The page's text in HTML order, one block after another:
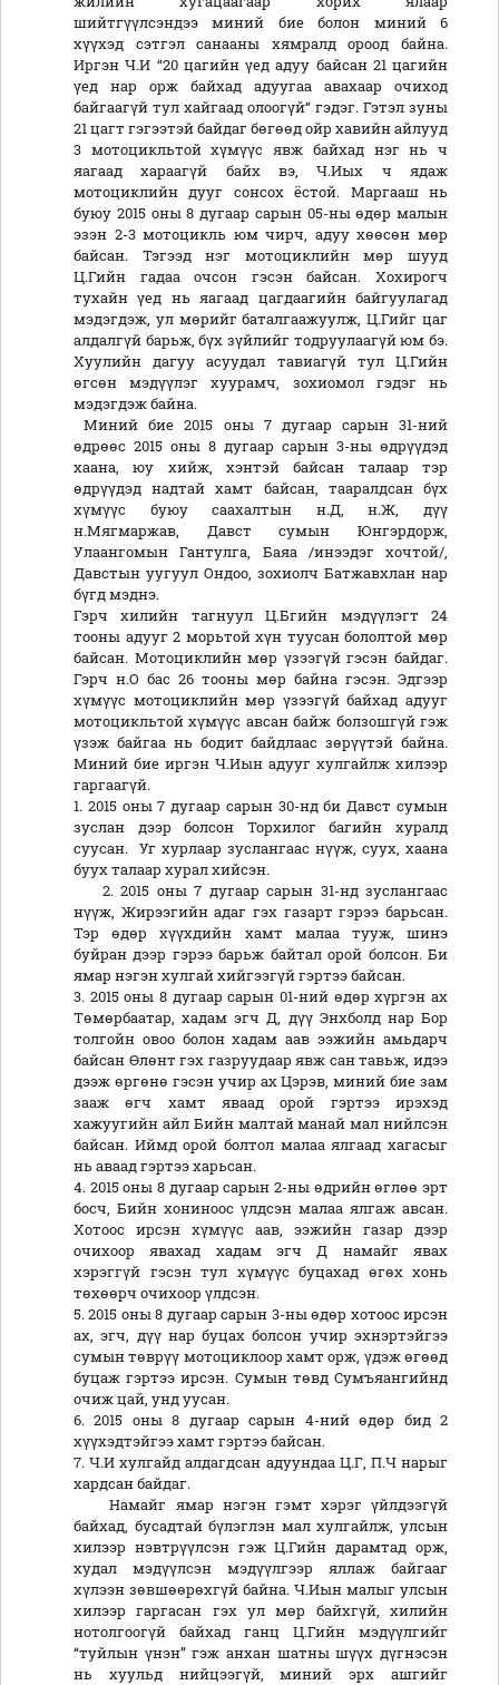
шийтгүүлсэндээ миний бие болон миний 6
хүүхэд сэтгэл санааны хямралд ороод байна.
Иргэн Ч.И “20 цагийн үед адуу байсан 21 цагийн
үед нар орж байхад адуугаа авахаар очиход
байгаагүй тул хайгаад олоогүй“ гэдэг. Гэтэл зуны
21 цагт гэгээтэй байдаг бөгөөд ойр хавийн айлууд
3 мотоцикльтой хүмүүс явж байхад нэг нь ч
яагаад хараагүй байх вэ, Ч.Иых ч ядаж
мотоциклийн дууг сонсох ёстой. Маргааш нь
буюу 2015 оны 8 дугаар сарын 05-ны өдөр малын
эзэн 2-3 мотоцикль юм чирч, адуу хөөсөн мөр
байсан. Тэгээд нэг мотоциклийн мөр шууд
Ц.Гийн гадаа очсон гэсэн байсан. Хохирогч
тухайн үед нь яагаад цагдаагийн байгуулагад
мэдэгдэж, ул мөрийг баталгаажуулж, Ц.Гийг цаг
алдалгүй барьж, бүх зүйлийг тодруулаагүй юм бэ.
Хуулийн дагуу асуудал тавиагүй тул Ц.Гийн
өгсөн мэдүүлэг хуурамч, зохиомол гэдэг нь
мэдэгдэж байна.
Миний бие 2015 оны 7 дугаар сарын 31-ний
өдрөөс 2015 оны 8 дугаар сарын 3-ны өдрүүдэд
хаана, юу хийж, хэнтэй байсан талаар тэр
өдрүүдэд надтай хамт байсан, тааралдсан бүх
хүмүүс буюу саахалтын н.Д, н.Ж, дүү
н.Мягмаржав, Давст сумын Юнгэрдорж,
Улаангомын Гантулга, Баяа /инээдэг хочтой/,
Давстын уугуул Ондоо, зохиолч Батжавхлан нар
бүгд мэднэ.
Гэрч хилийн тагнуул Ц.Бгийн мэдүүлэгт 24
тооны адууг 2 морьтой хүн туусан бололтой мөр
байсан. Мотоциклийн мөр үзээгүй гэсэн байдаг.
Гэрч н.О бас 26 тооны мөр байна гэсэн. Эдгээр
хүмүүс мотоциклийн мөр үзээгүй байхад адууг
мотоцикльтой хүмүүс авсан байж болзошгүй гэж
үзэж байгаа нь бодит байдлаас зөрүүтэй байна.
Миний бие иргэн Ч.Иын адууг хулгайлж хилээр
гаргаагүй.
1. 2015 оны 7 дугаар сарын 30-нд би Давст сумын
зуслан дээр болсон Торхилог багийн хуралд
суусан. Уг хурлаар зуслангаас нүүж, суух, хаана
буух талаар хурал хийсэн.
2. 2015 оны 7 дугаар сарын 31-нд зуслангаас
нүүж, Жирээгийн адаг гэх газарт гэрээ барьсан.
Тэр өдөр хүүхдийн хамт малаа тууж, шинэ
буйран дээр гэрээ барьж байтал орой болсон. Би
ямар нэгэн хулгай хийгээгүй гэртээ байсан.
3. 2015 оны 8 дугаар сарын 01-ний өдөр хүргэн ах
Төмөрбаатар, хадам эгч Д, дүү Энхболд нар Бор
толгойн овоо болон хадам аав ээжийн амьдарч
байсан Өлөнт гэх газруудаар явж сан тавьж, идээ
дээж өргөнө гэсэн учир ах Цэрэв, миний бие зам
зааж өгч хамт яваад орой гэртээ ирэхэд
хажуугийн айл Бийн малтай манай мал нийлсэн
байсан. Иймд орой болтол малаа ялгаад хагасыг
нь аваад гэртээ харьсан.
4. 2015 оны 8 дугаар сарын 2-ны өдрийн өглөө эрт
босч, Бийн хониноос үлдсэн малаа ялгаж авсан.
Хотоос ирсэн хүмүүс аав, ээжийн газар дээр
очихоор явахад хадам эгч Д намайг явах
хэрэггүй гэсэн тул хүмүүс буцахад өгөх хонь
төхөөрч очихоор үлдсэн.
5. 2015 оны 8 дугаар сарын 3-ны өдөр хотоос ирсэн
ах, эгч, дүү нар буцах болсон учир эхнэртэйгээ
сумын төврүү мотоциклоор хамт орж, үдэж өгөөд
буцаж гэртээ ирсэн. Сумын төвд Сумъяангийнд
очиж цай, унд уусан.
6. 2015 оны 8 дугаар сарын 4-ний өдөр бид 2
хүүхэдтэйгээ хамт гэртээ байсан.
7. Ч.И хулгайд алдагдсан адуундаа Ц.Г, П.Ч нарыг
хардсан байдаг.
Намайг ямар нэгэн гэмт хэрэг үйлдээгүй
байхад, бусадтай бүлэглэн мал хулгайлж, улсын
хилээр нэвтрүүлсэн гэж Ц.Гийн дарамтад орж,
худал мэдүүлсэн мэдүүлгээр яллаж байгааг
хүлээн зөвшөөрөхгүй байна. Ч.Иын малыг улсын
хилээр гаргасан гэх ул мөр байхгүй, хилийн
нотолгоогүй байхад ганц Ц.Гийн мэдүүлгийг
“туйлын үнэн” гэж анхан шатны шүүх дүгнэсэн
нь хуульд нийцээгүй, миний эрх ашгийг